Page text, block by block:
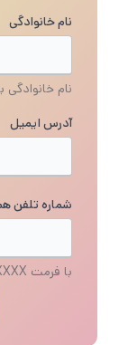
نام خانوادگی
نام خانوادگی
آدرس ایمیل
شماره تلفن
با فرمت 0912XXXXXXX